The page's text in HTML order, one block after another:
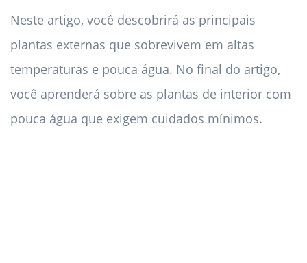
Neste artigo, você descobrirá as principais
plantas externas que sobrevivem em altas
temperaturas e pouca água. No final do artigo,
você aprenderá sobre as plantas de interior com
pouca água que exigem cuidados mínimos.